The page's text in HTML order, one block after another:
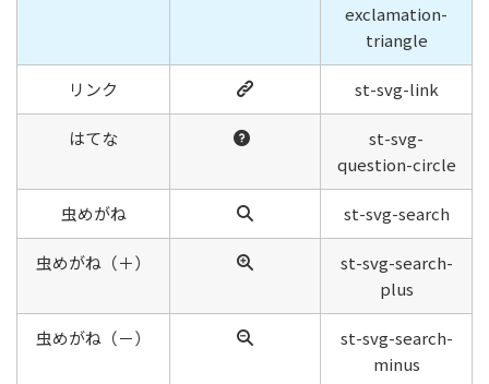
exclamation-
triangle
リンク st-svg-link
はてな
st-svg-
question-circle
虫めがね st-svg-search
虫めがね（＋）
st-svg-search-
plus
虫めがね（－）
st-svg-search-
minus